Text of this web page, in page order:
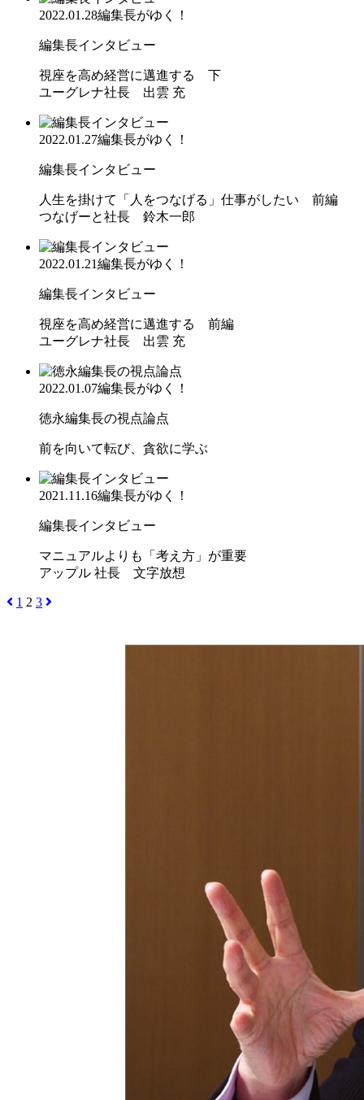
2022.01.28編集長がゆく！
編集長インタビュー
視座を高め経営に邁進する 下
ユーグレナ社長 出雲 充
2022.01.27編集長がゆく！
編集長インタビュー
人生を掛けて「人をつなげる」仕事がしたい 前編
つなげーと社長 鈴木一郎
2022.01.21編集長がゆく！
編集長インタビュー
視座を高め経営に邁進する 前編
ユーグレナ社長 出雲 充
2022.01.07編集長がゆく！
徳永編集長の視点論点
前を向いて転び、貪欲に学ぶ
2021.11.16編集長がゆく！
編集長インタビュー
マニュアルよりも「考え方」が重要
アップル 社長 文字放想
1 2 3